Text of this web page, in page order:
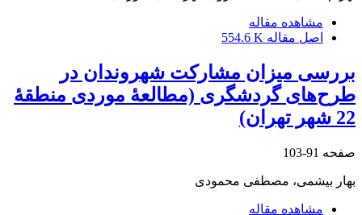
مشاهده مقاله
اصل مقاله 554.6 K
بررسی میزان مشارکت شهروندان در
طرح‌های گردشگری (مطالعۀ موردی منطقۀ
22 شهر تهران)
صفحه 91-103
بهار بیشمی، مصطفی محمودی
مشاهده مقاله